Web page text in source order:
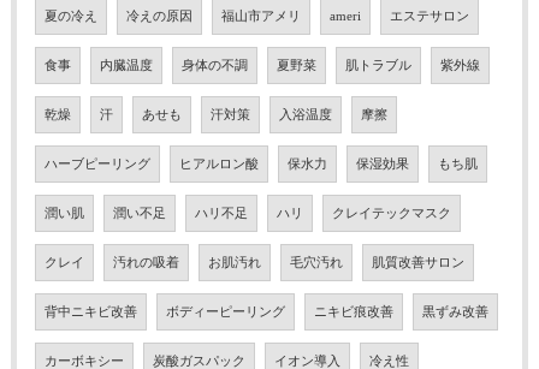
夏の冷え 冷えの原因 福山市アメリ ameri エステサロン
食事 内臓温度 身体の不調 夏野菜 肌トラブル 紫外線
乾燥 汗 あせも 汗対策 入浴温度 摩擦
ハーブピーリング ヒアルロン酸 保水力 保湿効果 もち肌
潤い肌 潤い不足 ハリ不足 ハリ クレイテックマスク
クレイ 汚れの吸着 お肌汚れ 毛穴汚れ 肌質改善サロン
背中ニキビ改善 ボディーピーリング ニキビ痕改善 黒ずみ改善
カーボキシー 炭酸ガスパック イオン導入 冷え性